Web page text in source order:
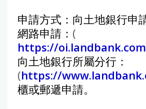
申請方式：向土地銀行申
網路申請： (
https://
向土地銀行所屬分行：
(https://
櫃或郵遞申請。